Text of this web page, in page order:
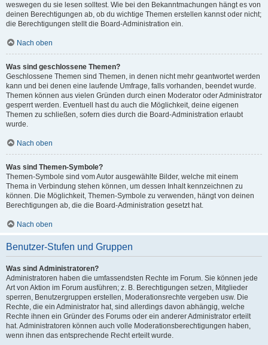
weswegen du sie lesen solltest. Wie bei den Bekanntmachungen hängt es von
deinen Berechtigungen ab, ob du wichtige Themen erstellen kannst oder nicht;
die Berechtigungen stellt die Board-Administration ein.
Nach oben
Was sind geschlossene Themen?
Geschlossene Themen sind Themen, in denen nicht mehr geantwortet werden
kann und bei denen eine laufende Umfrage, falls vorhanden, beendet wurde.
Themen können aus vielen Gründen durch einen Moderator oder Administrator
gesperrt werden. Eventuell hast du auch die Möglichkeit, deine eigenen
Themen zu schließen, sofern dies durch die Board-Administration erlaubt
wurde.
Nach oben
Was sind Themen-Symbole?
Themen-Symbole sind vom Autor ausgewählte Bilder, welche mit einem
Thema in Verbindung stehen können, um dessen Inhalt kennzeichnen zu
können. Die Möglichkeit, Themen-Symbole zu verwenden, hängt von deinen
Berechtigungen ab, die die Board-Administration gesetzt hat.
Nach oben
Benutzer-Stufen und Gruppen
Was sind Administratoren?
Administratoren haben die umfassendsten Rechte im Forum. Sie können jede
Art von Aktion im Forum ausführen; z. B. Berechtigungen setzen, Mitglieder
sperren, Benutzergruppen erstellen, Moderationsrechte vergeben usw. Die
Rechte, die ein Administrator hat, sind allerdings davon abhängig, welche
Rechte ihnen ein Gründer des Forums oder ein anderer Administrator erteilt
hat. Administratoren können auch volle Moderationsberechtigungen haben,
wenn ihnen das entsprechende Recht erteilt wurde.